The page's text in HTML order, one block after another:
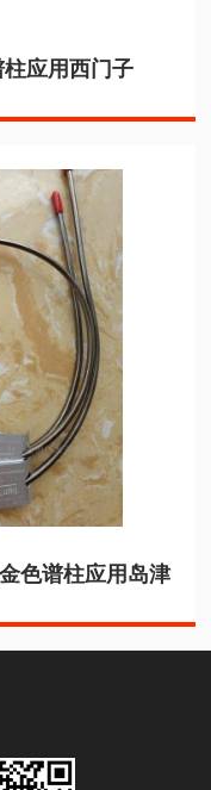
应用西门子
色谱柱应用岛津